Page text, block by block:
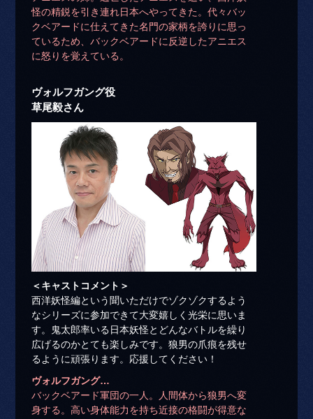
怪の精鋭を引き連れ日本へやってきた。代々バッ
クベアードに仕えてきた名門の家柄を誇りに思っ
ているため、バックベアードに反逆したアニエス
に怒りを覚えている。
ヴォルフガング役
草尾毅さん
＜キャストコメント＞
西洋妖怪編という聞いただけでゾクゾクするよう
なシリーズに参加できて大変嬉しく光栄に思いま
す。鬼太郎率いる日本妖怪とどんなバトルを繰り
広げるのかとても楽しみです。狼男の爪痕を残せ
るように頑張ります。応援してください！
ヴォルフガング…
バックベアード軍団の一人。人間体から狼男へ変
身する。高い身体能力を持ち近接の格闘が得意な